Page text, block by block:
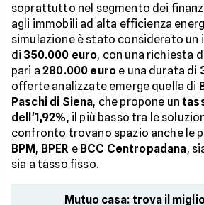
soprattutto nel segmento dei
agli immobili ad alta efficienza
simulazione è stato considerato un
di 350.000 euro, con una richiesta
pari a280.000 euro e una durata di
offerte analizzate emerge quella di
Paschi di Siena, che propone un
dell'1,92%, il più basso tra le
confronto trovano spazio anche le
BPM, BPER e BCC Centropadana,
sia a tasso fisso.
Mutuo casa: trova il